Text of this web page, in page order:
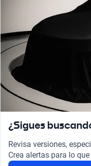
¿Sigues
Revisa versiones,
Crea alertas para lo